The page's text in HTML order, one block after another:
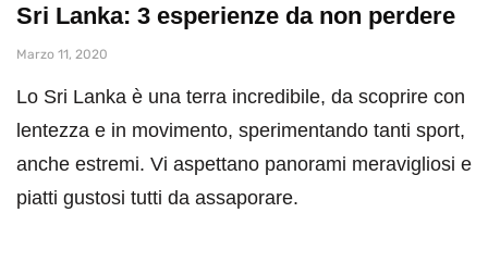
Sri Lanka: 3 esperienze da non perdere
Marzo 11, 2020
Lo Sri Lanka è una terra incredibile, da scoprire con
lentezza e in movimento, sperimentando tanti sport,
anche estremi. Vi aspettano panorami meravigliosi e
piatti gustosi tutti da assaporare.